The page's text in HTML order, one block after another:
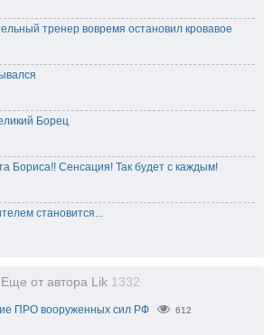
тренер вовремя остановил кровавое
Борец
Бориса!! Сенсация! Так будет с каждым!
становится...
Еще от автора Lik 1332
ПРО вооруженных сил РФ 612